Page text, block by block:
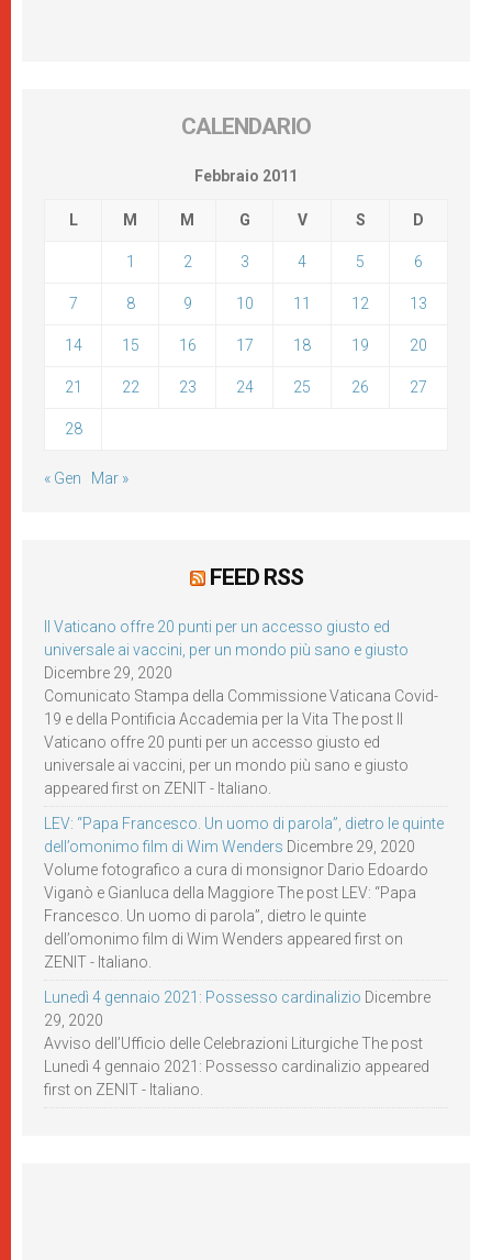
CALENDARIO
Febbraio 2011
L M M G V S D
1 2 3 4 5 6
7 8 9 10 11 12 13
14 15 16 17 18 19 20
21 22 23 24 25 26 27
28
« Gen Mar »
FEED RSS
Il Vaticano offre 20 punti per un accesso giusto ed
universale ai vaccini, per un mondo più sano e giusto
Dicembre 29, 2020
Comunicato Stampa della Commissione Vaticana Covid-
19 e della Pontificia Accademia per la Vita The post Il
Vaticano offre 20 punti per un accesso giusto ed
universale ai vaccini, per un mondo più sano e giusto
appeared first on ZENIT - Italiano.
LEV: “Papa Francesco. Un uomo di parola”, dietro le quinte
dell’omonimo film di Wim Wenders Dicembre 29, 2020
Volume fotografico a cura di monsignor Dario Edoardo
Viganò e Gianluca della Maggiore The post LEV: “Papa
Francesco. Un uomo di parola”, dietro le quinte
dell’omonimo film di Wim Wenders appeared first on
ZENIT - Italiano.
Lunedì 4 gennaio 2021: Possesso cardinalizio Dicembre
29, 2020
Avviso dell’Ufficio delle Celebrazioni Liturgiche The post
Lunedì 4 gennaio 2021: Possesso cardinalizio appeared
first on ZENIT - Italiano.